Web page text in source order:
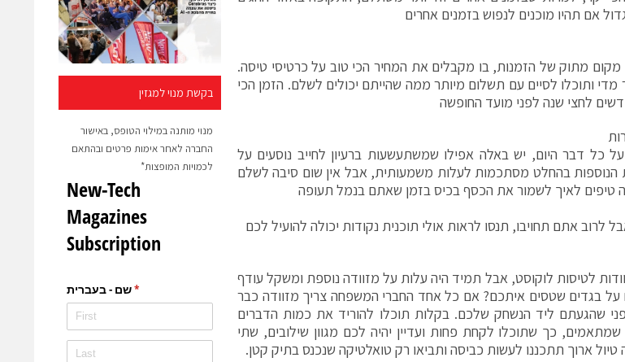
בקשת מנוי למגזין
מנוי מותנה במילוי הטופס, באישור
החברה לאחר אימות פרטים ובהתאם
לכמויות המופצות*
אם תהיו מוכנים לנפוש בזמנים אחרים
מקום מתוק של הזמנות, בו מקבלים את המחיר הכי טוב על כרטיסי טיסה.
ותוכלו לסיים עם תשלום מיותר ממה שהייתם יכולים לשלם. הזמן הכי
לחצי שנה לפני מועד החופשה
כל דבר היום, יש באלה אפילו שמשתעשעות ברעיון לחייב נוסעים על
הנוספות בהחלט מסתכמות לעלות משמעותית, אבל אין שום סיבה לשלם
טיפים לאיך לשמור את הכסף בכיס בזמן שאתם בנמל תעופה
לרוב אתם תחויבו, תנסו לראות אולי תוכנית נקודות יכולה להועיל לכם
לטיסות לוקוסט, אבל תמיד היה עלות על מזוודה נוספת ומשקל עודף
על בגדים שטסים איתכם? אם כל אחד החברי המשפחה צריך מזוודה כבר
שהגעתם ליד הנשחק שלכם. בקלות תוכלו להוריד את כמות הדברים
כך שתוכלו לקחת פחות ועדיין יהיה לכם מגוון שילובים, שתי
טיול ארוך תתכננו לעשות כביסה ותביאו רק טואלטיקה שנכנס בתיק קטן.